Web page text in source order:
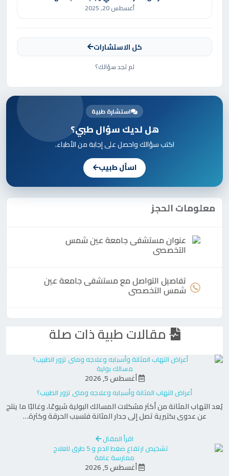
أغسطس 20, 2025
كل الاستشارات
لم تجد سؤالك؟
استشارة طبية
هل لديك سؤال طبي؟
اكتب سؤالك واحصل على إجابة من الأطباء.
اسأل طبيب
معلومات الحجز
عنوان مستشفى جامعة عين شمس
التخصصى
تفاصيل التواصل مع مستشفى جامعة عين
شمس التخصصى
مقالات طبية ذات صلة
مسالك بولية
أغسطس 5, 2026
أعراض التهاب المثانة وأسبابه وعلاجه ومتى تزور الطبيب؟
يُعد التهاب المثانة من أكثر مشكلات المسالك البولية شيوعًا، وغالبًا ما ينتج
عن عدوى بكتيرية تصل إلى جدار المثانة فتسبب الحرقة وكثرة…
اقرأ المقال
ممارسة عامة
أغسطس 5, 2026